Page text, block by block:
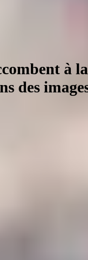
à
des